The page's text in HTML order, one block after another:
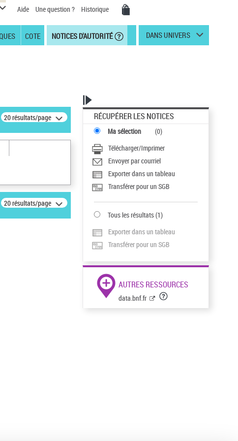
Aide Une question ? Historique
COTE NOTICES D'AUTORITÉ DANS UNIVERS
20 résultats/page
20 résultats/page
RÉCUPÉRER LES NOTICES
Ma sélection (0)
Télécharger/Imprimer
Envoyer par courriel
Exporter dans un tableau
Transférer pour un SGB
Tous les résultats(1)
Exporter dans un tableau
Transférer pour un SGB
AUTRES RESSOURCES
data.bnf.fr